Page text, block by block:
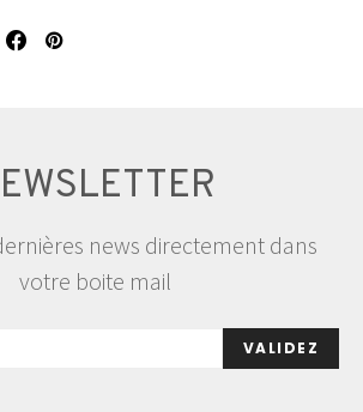
news directement dans
votre boite mail
VALIDEZ